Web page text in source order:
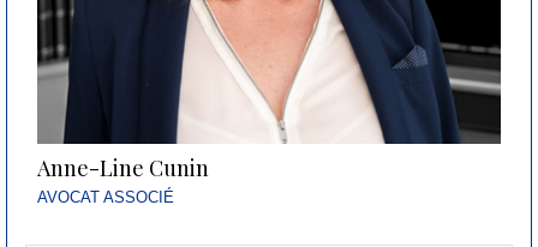
Anne-Line Cunin
AVOCAT ASSOCIÉ